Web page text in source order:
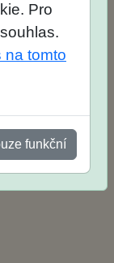
Pro
na tomto
funkční